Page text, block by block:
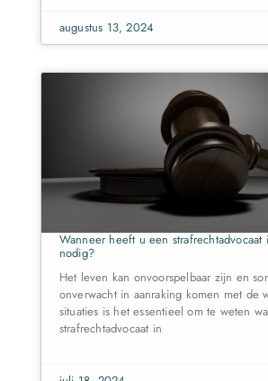
augustus 13, 2024
Wanneer heeft u een
nodig?
Het leven kan onvoorspelbaar zijn en
onverwacht in aanraking komen met de
situaties is het essentieel om te weten
strafrechtadvocaat in